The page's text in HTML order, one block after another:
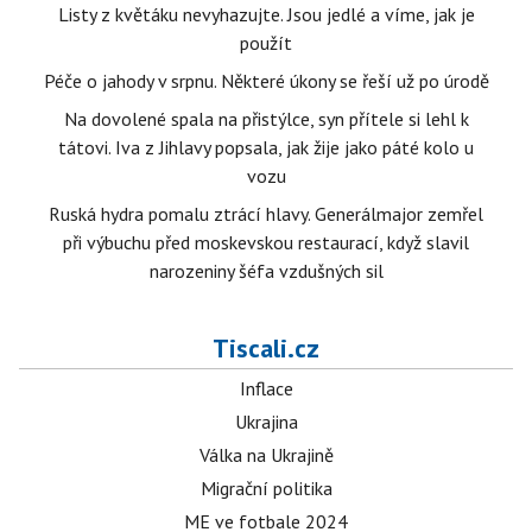
Listy z květáku nevyhazujte. Jsou jedlé a víme, jak je
použít
Péče o jahody v srpnu. Některé úkony se řeší už po úrodě
Na dovolené spala na přistýlce, syn přítele si lehl k
tátovi. Iva z Jihlavy popsala, jak žije jako páté kolo u
vozu
Ruská hydra pomalu ztrácí hlavy. Generálmajor zemřel
při výbuchu před moskevskou restaurací, když slavil
narozeniny šéfa vzdušných sil
Tiscali.cz
Inflace
Ukrajina
Válka na Ukrajině
Migrační politika
ME ve fotbale 2024